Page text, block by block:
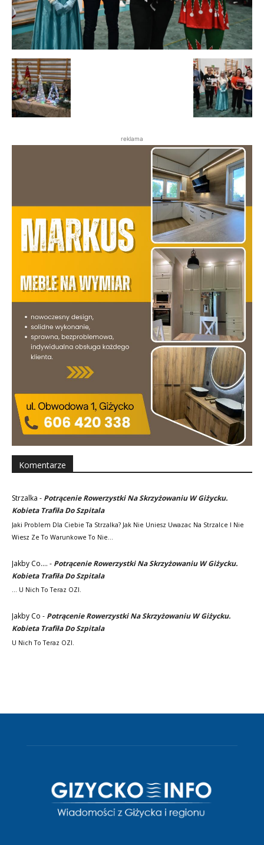
reklama
Komentarze
Strzalka - Potrącenie Rowerzystki Na Skrzyżowaniu W Giżycku.
Kobieta Trafiła Do Szpitala
Jaki Problem Dla Ciebie Ta Strzalka? Jak Nie Uniesz Uwazac Na Strzalce I Nie
Wiesz Ze To Warunkowe To Nie…
Jakby Co.... - Potrącenie Rowerzystki Na Skrzyżowaniu W Giżycku.
Kobieta Trafiła Do Szpitala
... U Nich To Teraz OZI.
Jakby Co - Potrącenie Rowerzystki Na Skrzyżowaniu W Giżycku.
Kobieta Trafiła Do Szpitala
U Nich To Teraz OZI.